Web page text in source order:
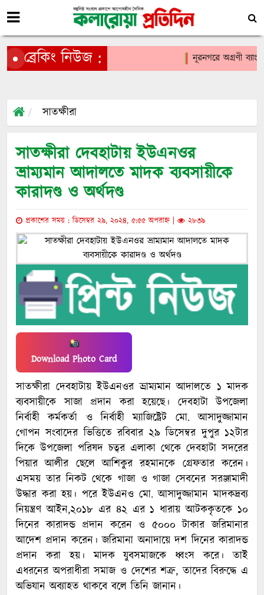
ব্রেকিং নিউজ : নূরনগরে অগ্রণী
সাতক্ষীরা
সাতক্ষীরা দেবহাটায় ইউএনওর
ভ্রাম্যমান আদালতে মাদক ব্যবসায়ীকে
কারাদণ্ড ও অর্থদণ্ড
প্রকাশের সময় : ডিসেম্বর ২৯, ২০২৪, ৫:৫৫ অপরাহ্ন | ২৮৩৯
Download Photo Card
সাতক্ষীরা দেবহাটায় ইউএনওর ভ্রাম্যমান আদালতে ১ মাদক
ব্যবসায়ীকে সাজা প্রদান করা হয়েছে। দেবহাটা উপজেলা
নির্বাহী কর্মকর্তা ও নির্বাহী ম্যাজিষ্ট্রেট মো. আসাদুজ্জামান
গোপন সংবাদের ভিত্তিতে রবিবার ২৯ ডিসেম্বর দুপুর ১২টার
দিকে উপজেলা পরিষদ চত্বর এলাকা থেকে দেবহাটা সদরের
পিয়ার আলীর ছেলে আশিকুর রহমানকে গ্রেফতার করেন।
এসময় তার নিকট থেকে গাজা ও গাজা সেবনের সরঞ্জামাদী
উদ্ধার করা হয়। পরে ইউএনও মো. আসাদুজ্জামান মাদকদ্রব্য
নিয়ন্ত্রণ আইন,২০১৮ এর ৪২ এর ১ ধারায় আটককৃতকে ১০
দিনের কারাদন্ড প্রদান করেন ও ৫০০০ টাকার জরিমানার
আদেশ প্রদান করেন। জরিমানা অনাদায়ে দশ দিনের কারাদন্ড
প্রদান করা হয়। মাদক যুবসমাজকে ধ্বংস করে। তাই
এধরনের অপরাধীরা সমাজ ও দেশের শত্রু, তাদের বিরুদ্ধে এ
অভিযান অব্যাহত থাকবে বলে তিনি জানান।